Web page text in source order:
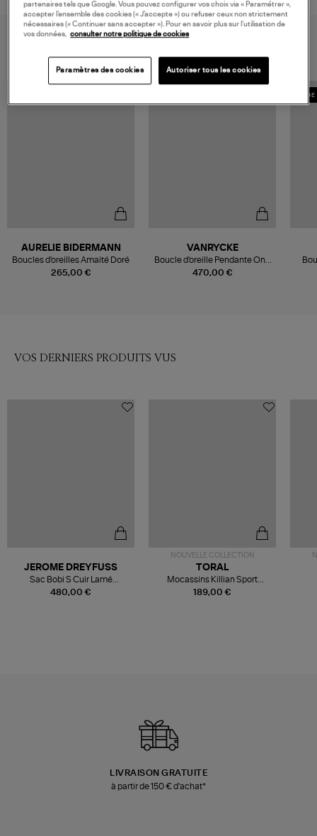
VOUS AIMEREZ AUSSI
265,00 €
AURELIE BIDERMANN
Boucles d'oreilles Amaité Doré
470,00 €
VANRYCKE
Boucle d'oreille Pendante One
Diamant Or Rose (vendue à
VOS DERNIERS PRODUITS VUS
480,00 €
JEROME DREYFUSS
Sac Bobi S Cuir Lamé
Champagne
NOUVELLE COLLECTION
189,00 €
TORAL
Mocassins Killian Sport
Mousse
LIVRAISON GRATUITE
à partir de 150 € d'achat*
partenaires tels que Google. Vous pouvez configurer vos choix via « Paramétrer »,
accepter l’ensemble des cookies (« J’accepte ») ou refuser ceux non strictement
nécessaires (« Continuer sans accepter »). Pour en savoir plus sur l’utilisation de
vos données, consulter notre politique de cookies
Paramètres des cookies Autoriser tous les cookies